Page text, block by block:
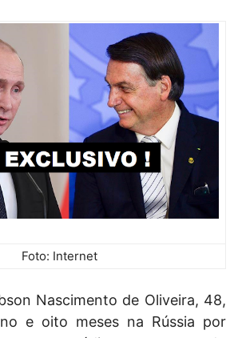
Foto: Internet
Nascimento de Oliveira, 48,
e oito meses na Rússia por